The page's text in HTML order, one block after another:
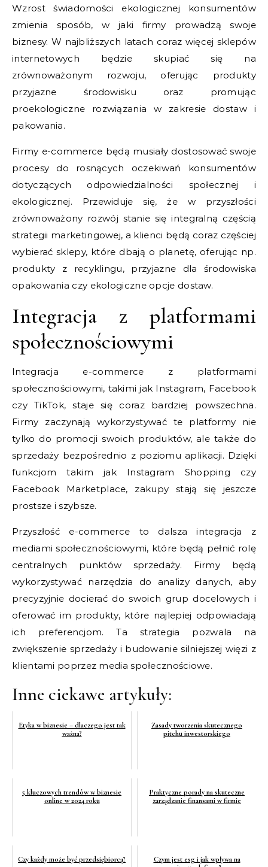
Wzrost świadomości ekologicznej konsumentów
zmienia sposób, w jaki firmy prowadzą swoje
biznesy. W najbliższych latach coraz więcej sklepów
internetowych będzie skupiać się na
zrównoważonym rozwoju, oferując produkty
przyjazne środowisku oraz promując
proekologiczne rozwiązania w zakresie dostaw i
pakowania.
Firmy e-commerce będą musiały dostosować swoje
procesy do rosnących oczekiwań konsumentów
dotyczących odpowiedzialności społecznej i
ekologicznej. Przewiduje się, że w przyszłości
zrównoważony rozwój stanie się integralną częścią
strategii marketingowej, a klienci będą coraz częściej
wybierać sklepy, które dbają o planetę, oferując np.
produkty z recyklingu, przyjazne dla środowiska
opakowania czy ekologiczne opcje dostaw.
Integracja z platformami
społecznościowymi
Integracja e-commerce z platformami
społecznościowymi, takimi jak Instagram, Facebook
czy TikTok, staje się coraz bardziej powszechna.
Firmy zaczynają wykorzystywać te platformy nie
tylko do promocji swoich produktów, ale także do
sprzedaży bezpośrednio z poziomu aplikacji. Dzięki
funkcjom takim jak Instagram Shopping czy
Facebook Marketplace, zakupy stają się jeszcze
prostsze i szybsze.
Przyszłość e-commerce to dalsza integracja z
mediami społecznościowymi, które będą pełnić rolę
centralnych punktów sprzedaży. Firmy będą
wykorzystywać narzędzia do analizy danych, aby
precyzyjnie docierać do swoich grup docelowych i
oferować im produkty, które najlepiej odpowiadają
ich preferencjom. Ta strategia pozwala na
zwiększenie sprzedaży i budowanie silniejszej więzi z
klientami poprzez media społecznościowe.
Inne ciekawe artykuły:
Etyka w biznesie – dlaczego jest tak
ważna?
Zasady tworzenia skutecznego
pitchu inwestorskiego
5 kluczowych trendów w biznesie
online w 2024 roku
Praktyczne porady na skuteczne
zarządzanie finansami w firmie
Czy każdy może być przedsiębiorcą?
Czym jest esg i jak wpływa na